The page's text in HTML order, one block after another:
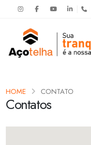
Contatos
HOME CONTATO